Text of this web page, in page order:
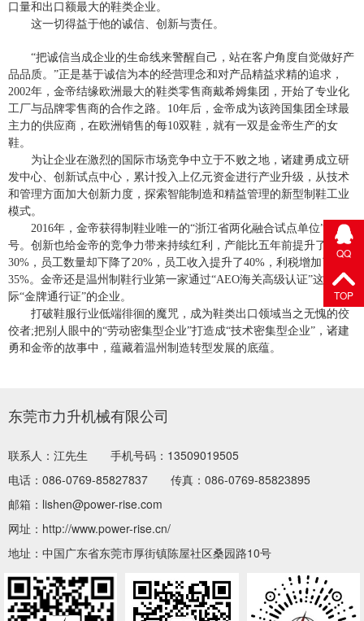
口量和出口额最大的鞋类企业。
这一切得益于他的诚信、创新与责任。
“把诚信当成企业的生命线来警醒自己，站在客户角度自觉做好产
品品质。”正是基于诚信为本的经营理念和对产品精益求精的追求，
2002年，金帝结缘欧洲最大的鞋类零售商戴希姆集团，开始了专业化
工厂与品牌零售商的合作之路。10年后，金帝成为该跨国集团全球最
主力的供应商，在欧洲销售的每10双鞋，就有一双是金帝生产的女
鞋。
为让企业在激烈的国际市场竞争中立于不败之地，诸建勇成立研
发中心、创新试点中心，累计投入上亿元资金进行产业升级，从技术
和管理方面加大创新力度，探索智能制造和精益管理的新型制鞋工业
模式。
2016年，金帝获得制鞋业唯一的“浙江省两化融合试点单位”称
号。创新也给金帝的竞争力带来持续红利，产能比五年前提升了
30%，员工数量却下降了20%，员工收入提升了40%，利税增加了
35%。金帝还是温州制鞋行业第一家通过“AEO海关高级认证”这一国
际“金牌通行证”的企业。
打破鞋服行业低端徘徊的魔咒，成为鞋类出口领域当之无愧的佼
佼者;把别人眼中的“劳动密集型企业”打造成“技术密集型企业”，诸建
勇和金帝的故事中，蕴藏着温州制造转型发展的底蕴。
东莞市力升机械有限公司
联系人：江先生
手机号码：13509019505
电话：086-0769-85827837
传真：086-0769-85823895
邮箱：lishen@power-rise.com
网址：http://www.power-rise.cn/
地址：中国广东省东莞市厚街镇陈屋社区桑园路10号
QQ
TOP